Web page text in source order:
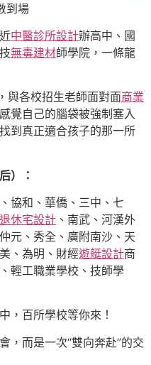
到場
中醫診所設計辦高中、國
無毒建材師學院，一條龍
與各校招生老師面對面商業
覺自己的腦袋被強制塞入
到真正適合孩子的那一所
）：
協和、華僑、三中、七
退休宅設計 、南武、河漢外
元、秀全、廣附南沙、天
、為明、財經遊艇設計商
輕工職業學校、技師學
，百所學校等你來！
，而是一次“雙向奔赴”的交